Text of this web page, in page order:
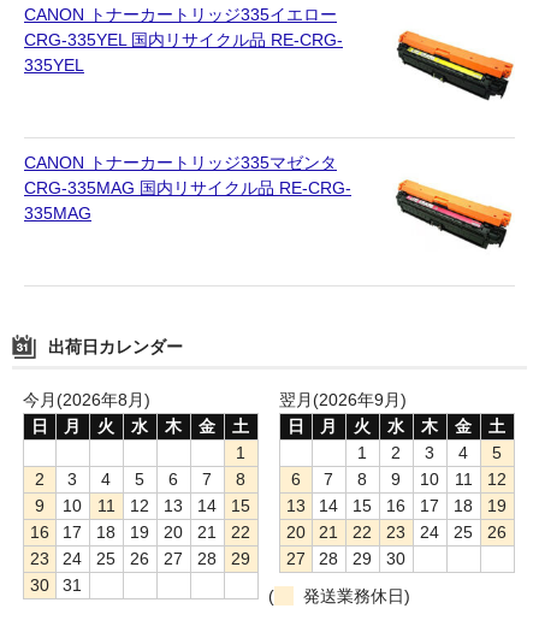
CANON トナーカートリッジ335イエロー
CRG-335YEL 国内リサイクル品 RE-CRG-
335YEL
CANON トナーカートリッジ335マゼンタ
CRG-335MAG 国内リサイクル品 RE-CRG-
335MAG
出荷日カレンダー
今月(2026年8月)
日
月 火 水 木 金
土
1
2
3 4 5 6 7
8
9
10 11 12 13 14
15
16
17 18 19 20 21
22
23
24 25 26 27 28
29
30
31
翌月(2026年9月)
日
月 火 水 木 金
土
1
2 3 4
5
6
7 8 9 10 11
12
13
14 15 16 17 18
19
20
21 22 23 24 25
26
27
28 29
30
(
発送業務休日)